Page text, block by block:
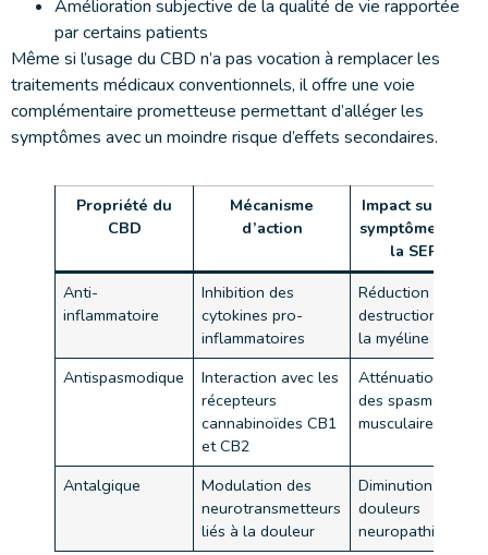
Amélioration subjective de la qualité de vie rapportée
par certains patients
Même si l’usage du CBD n’a pas vocation à remplacer les
traitements médicaux conventionnels, il offre une voie
complémentaire prometteuse permettant d’alléger les
symptômes avec un moindre risque d’effets secondaires.
Propriété du
CBD
Mécanisme
d’action
Impact sur les
symptômes de
la SEP
Anti-
inflammatoire
Inhibition des
cytokines pro-
inflammatoires
Réduction de la
destruction de
la myéline
Antispasmodique
Interaction avec les
récepteurs
cannabinoïdes CB1
et CB2
Atténuation
des spasmes
musculaires
Antalgique
Modulation des
neurotransmetteurs
liés à la douleur
Diminution des
douleurs
neuropathiques